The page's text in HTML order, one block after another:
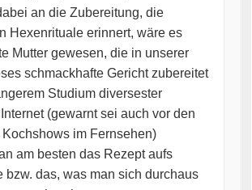
an die Zubereitung, die
Hexenrituale erinnert, wäre es
Mutter gewesen, die in unserer
schmackhafte Gericht zubereitet
Studium diversester
(gewarnt sei auch vor den
im Fernsehen)
am besten das Rezept aufs
bzw. das, was man sich durchaus